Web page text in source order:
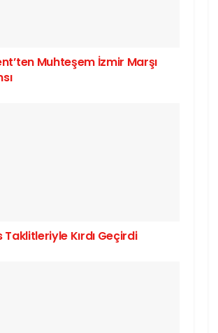
Muhteşem İzmir Marşı
Kırdı Geçirdi